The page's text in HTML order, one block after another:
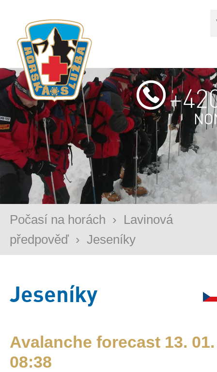
Počasí na horách › Lavinová
předpověď › Jeseníky
Jeseníky
Avalanche forecast 13. 01.
08:38